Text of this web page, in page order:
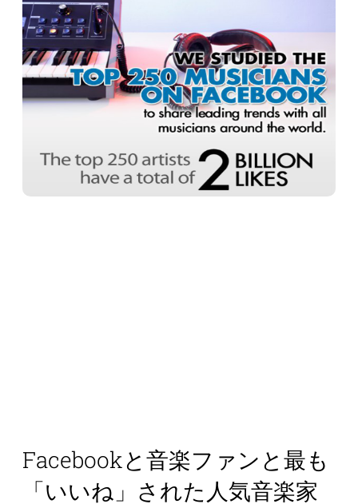
Facebookと音楽ファンと最も
「いいね」された人気音楽家